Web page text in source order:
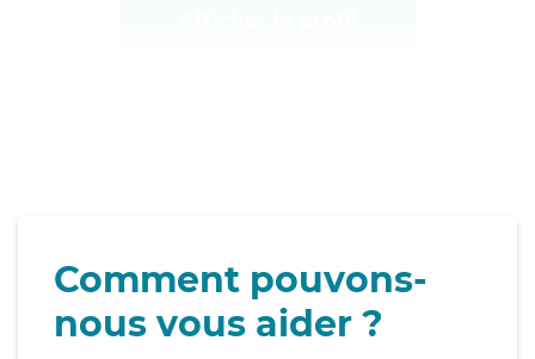
Comment pouvons-
nous vous aider ?